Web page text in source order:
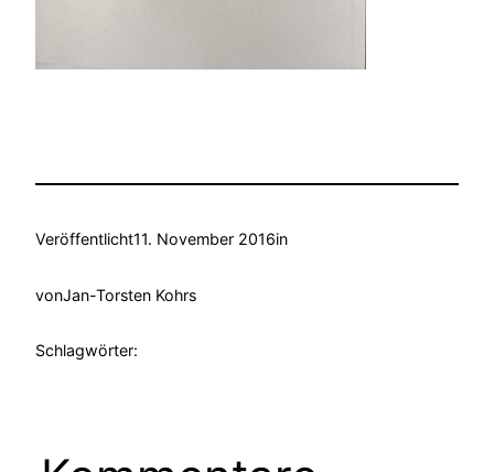
Veröffentlicht11. November 2016in
vonJan-Torsten Kohrs
Schlagwörter: